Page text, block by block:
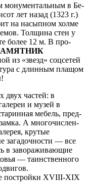
мо­ну­мен­таль­ным в Бе­
лет на­зад (1323 г.)
на насыпном холме
Толщина стен у
бо­лее 12 м. В про­
из «звезд» соцсетей
с длинным плащом
двух ча­стей: в
и му­зей в
ме­бель, пред­
А мно­го­чис­лен­
крутые
загадочности — все
в за­во­ра­жи­ва­ю­щие
— та­ин­ствен­но­го
постройки ХVIII-XIX